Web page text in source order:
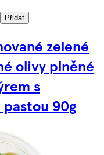
Přidat
zelené
olivy plněné
s
90g